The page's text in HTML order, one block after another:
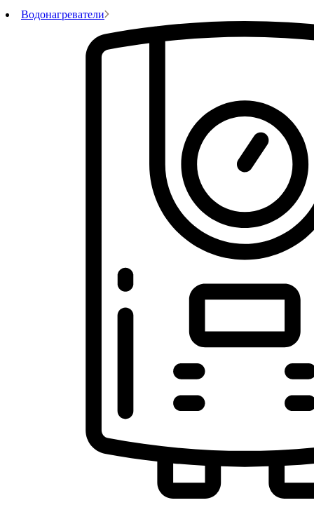
Водонагреватели